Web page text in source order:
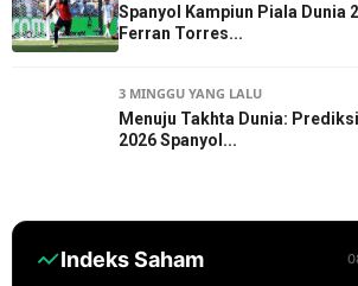
Spanyol Kampiun Piala Dunia
Ferran Torres...
3 MINGGU YANG LALU
Menuju Takhta Dunia:
2026 Spanyol...
Indeks Saham